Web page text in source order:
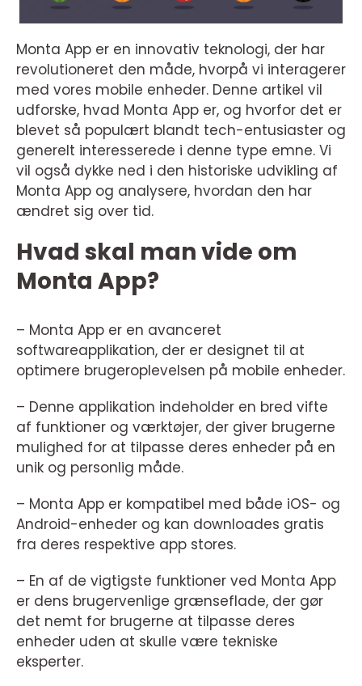
Monta App er en innovativ teknologi, der har
revolutioneret den måde, hvorpå vi interagerer
med vores mobile enheder. Denne artikel vil
udforske, hvad Monta App er, og hvorfor det er
blevet så populært blandt tech-entusiaster og
generelt interesserede i denne type emne. Vi
vil også dykke ned i den historiske udvikling af
Monta App og analysere, hvordan den har
ændret sig over tid.
Hvad skal man vide om
Monta App?
– Monta App er en avanceret
softwareapplikation, der er designet til at
optimere brugeroplevelsen på mobile enheder.
– Denne applikation indeholder en bred vifte
af funktioner og værktøjer, der giver brugerne
mulighed for at tilpasse deres enheder på en
unik og personlig måde.
– Monta App er kompatibel med både iOS- og
Android-enheder og kan downloades gratis
fra deres respektive app stores.
– En af de vigtigste funktioner ved Monta App
er dens brugervenlige grænseflade, der gør
det nemt for brugerne at tilpasse deres
enheder uden at skulle være tekniske
eksperter.